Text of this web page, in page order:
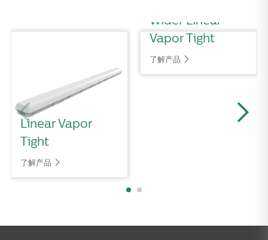
Linear Vapor
Tight
了解产品 
Wider Linear
Vapor Tight
了解产品 